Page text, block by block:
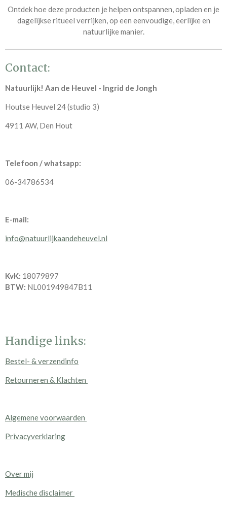
Ontdek hoe deze producten je helpen ontspannen, opladen en je
dagelijkse ritueel verrijken, op een eenvoudige, eerlijke en
natuurlijke manier.
Contact:
Natuurlijk! Aan de Heuvel - Ingrid de Jongh
Houtse Heuvel 24 (studio 3)
4911 AW, Den Hout
Telefoon / whatsapp:
06-34786534
E-mail:
info@natuurlijkaandeheuvel.nl
KvK: 18079897
BTW: NL001949847B11
Handige links:
Bestel- & verzendinfo
Retourneren & Klachten
Algemene voorwaarden
Privacyverklaring
Over mij
Medische disclaimer